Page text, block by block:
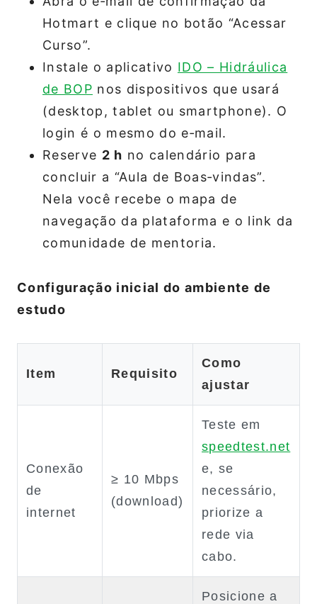
Hotmart e clique no botão “Acessar
Curso”.
Instale o aplicativo IDO – Hidráulica
de BOP nos dispositivos que usará
(desktop, tablet ou smartphone). O
login é o mesmo do e‑mail.
Reserve 2 h no calendário para
concluir a “Aula de Boas‑vindas”.
Nela você recebe o mapa de
navegação da plataforma e o link da
comunidade de mentoria.
Configuração inicial do ambiente de
estudo
Item Requisito
Como
ajustar
Conexão
de
internet
≥ 10 Mbps
(download)
Teste em
speedtest.net
e, se
necessário,
priorize a
rede via
cabo.
Posicione a